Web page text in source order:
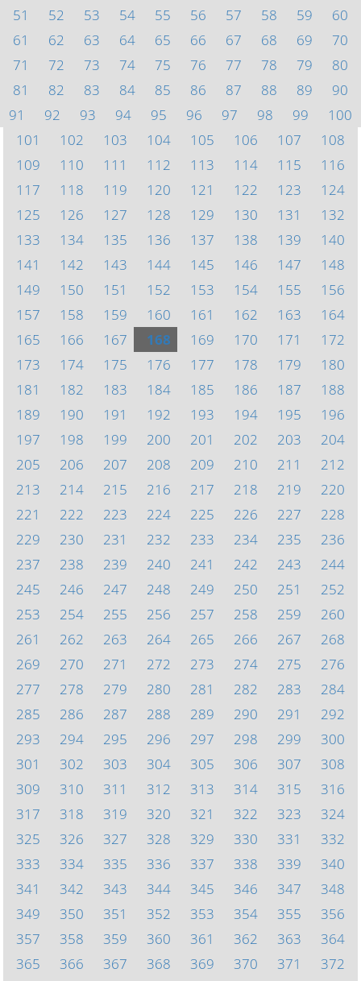
51
52 53 54 55 56 57 58 59
60
61
62 63 64 65 66 67 68 69
70
71
72 73 74 75 76 77 78 79
80
81
82 83 84 85 86 87 88 89
90
91
92 93 94 95 96 97 98 99
100
101
102 103 104 105 106 107
108
109
110 111 112 113 114 115
116
117
118 119 120 121 122 123
124
125
126 127 128 129 130 131
132
133
134 135 136 137 138 139
140
141
142 143 144 145 146 147
148
149
150 151 152 153 154 155
156
157
158 159 160 161 162 163
164
165
166 167 168 169 170 171
172
173
174 175 176 177 178 179
180
181
182 183 184 185 186 187
188
189
190 191 192 193 194 195
196
197
198 199 200 201 202 203
204
205
206 207 208 209 210 211
212
213
214 215 216 217 218 219
220
221
222 223 224 225 226 227
228
229
230 231 232 233 234 235
236
237
238 239 240 241 242 243
244
245
246 247 248 249 250 251
252
253
254 255 256 257 258 259
260
261
262 263 264 265 266 267
268
269
270 271 272 273 274 275
276
277
278 279 280 281 282 283
284
285
286 287 288 289 290 291
292
293
294 295 296 297 298 299
300
301
302 303 304 305 306 307
308
309
310 311 312 313 314 315
316
317
318 319 320 321 322 323
324
325
326 327 328 329 330 331
332
333
334 335 336 337 338 339
340
341
342 343 344 345 346 347
348
349
350 351 352 353 354 355
356
357
358 359 360 361 362 363
364
365
366 367 368 369 370 371
372